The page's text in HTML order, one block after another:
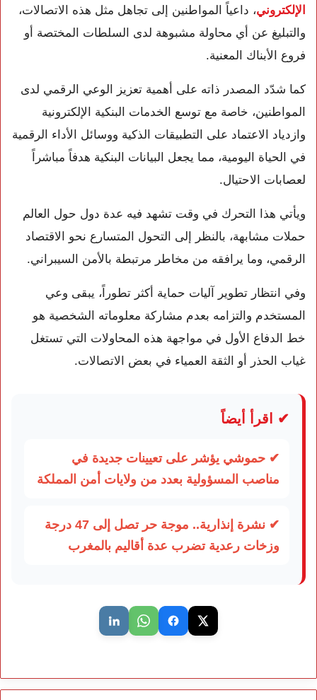
الإلكتروني، داعياً المواطنين إلى تجاهل مثل هذه الاتصالات،
والتبليغ عن أي محاولة مشبوهة لدى السلطات المختصة أو
فروع الأبناك المعنية.
كما شدّد المصدر ذاته على أهمية تعزيز الوعي الرقمي لدى
المواطنين، خاصة مع توسع الخدمات البنكية الإلكترونية
وازدياد الاعتماد على التطبيقات الذكية ووسائل الأداء الرقمية
في الحياة اليومية، مما يجعل البيانات البنكية هدفاً مباشراً
لعصابات الاحتيال.
ويأتي هذا التحرك في وقت تشهد فيه عدة دول حول العالم
حملات مشابهة، بالنظر إلى التحول المتسارع نحو الاقتصاد
الرقمي، وما يرافقه من مخاطر مرتبطة بالأمن السيبراني.
وفي انتظار تطوير آليات حماية أكثر تطوراً، يبقى وعي
المستخدم والتزامه بعدم مشاركة معلوماته الشخصية هو
خط الدفاع الأول في مواجهة هذه المحاولات التي تستغل
غياب الحذر أو الثقة العمياء في بعض الاتصالات.
✔ اقرأ أيضاً
✔ حموشي يؤشر على تعيينات جديدة في
مناصب المسؤولية بعدد من ولايات أمن المملكة
✔ نشرة إنذارية.. موجة حر تصل إلى 47 درجة
وزخات رعدية تضرب عدة أقاليم بالمغرب